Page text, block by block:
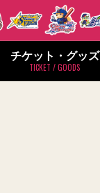
チケット・グッズ
TICKET / GOODS